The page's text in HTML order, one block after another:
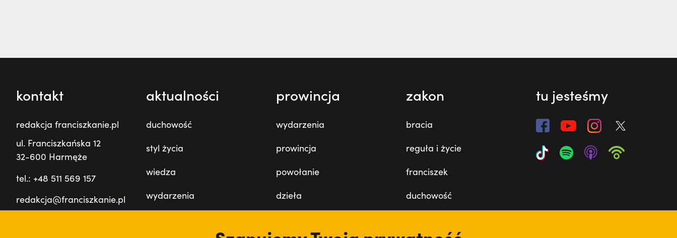
kontakt
redakcja franciszkanie.pl
ul. Franciszkańska 12
32-600 Harmęże
tel.: +48 511 569 157
redakcja@franciszkanie.pl
aktualności
duchowość
styl życia
wiedza
wydarzenia
prowincja
wydarzenia
prowincja
powołanie
dzieła
zakon
bracia
reguła i życie
franciszek
duchowość
tu jesteśmy